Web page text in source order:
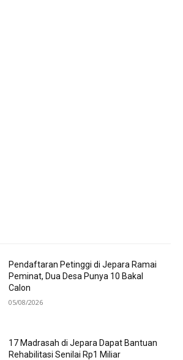
Pendaftaran Petinggi di Jepara Ramai
Peminat, Dua Desa Punya 10 Bakal
Calon
05/08/2026
17 Madrasah di Jepara Dapat Bantuan
Rehabilitasi Senilai Rp1 Miliar